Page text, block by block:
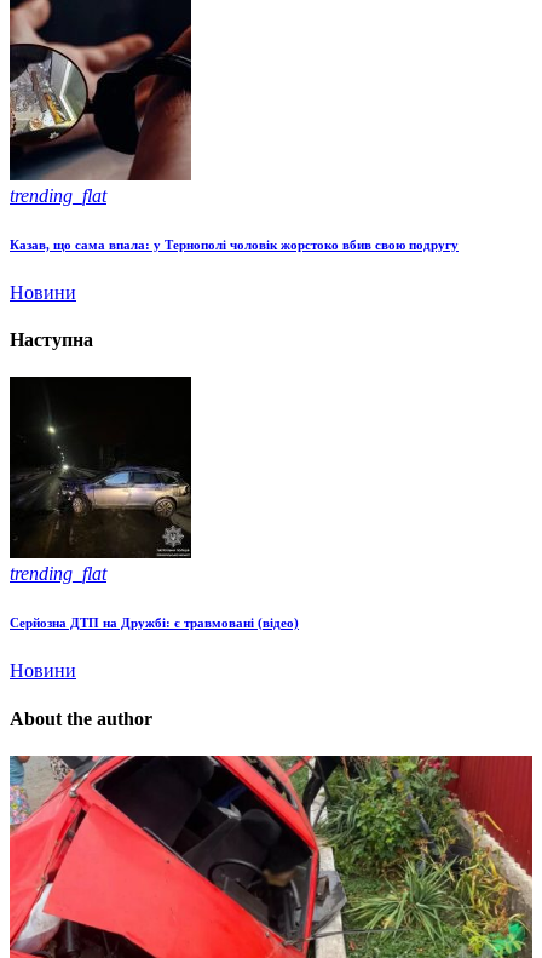
trending_flat
Казав, що сама впала: у Тернополі чоловік жорстоко вбив свою подругу
Новини
Наступна
trending_flat
Серйозна ДТП на Дружбі: є травмовані (відео)
Новини
About the author